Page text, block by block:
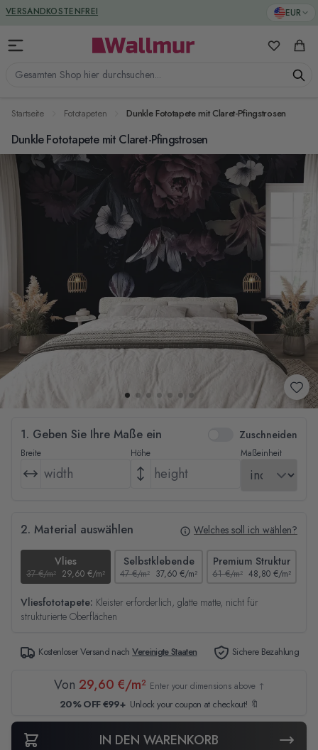
Zum Inhalt springen EUR
Gesamten Shop hier durchsuchen...
Meine
VERSANDKOSTENFREI
GREENGUARD ZERTIFIZIERT
Startseite Fototapeten Dunkle Fototapete mit Claret-Pfingstrosen
Dunkle Fototapete mit Claret-Pfingstrosen
1. Geben Sie Ihre Maße ein Zuschneiden
Breite Höhe Maßeinheit
2. Material auswählen Welches soll ich wählen?
Vlies
37 €/m² 29,60 €/m²
Selbstklebende
47 €/m² 37,60 €/m²
Premium Struktur
61 €/m² 48,80 €/m²
Vliesfototapete: Kleister erforderlich, glatte matte, nicht für
strukturierte Oberflächen
Kostenloser Versand nachVereinigte Staaten Sichere Bezahlung
Von 29,60 €/m² Enter your dimensions above ↑
20% OFF €99+ Unlock your coupon at checkout! 🔖
IN DEN WARENKORB